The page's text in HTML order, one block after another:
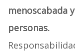
menoscabada
personas.